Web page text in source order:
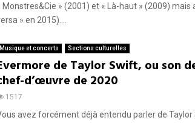
Monstres&Cie » (2001) et « Là-haut » (2009) mais
» en 2015)....
Musique et concerts Sections culturelles
de Taylor Swift, ou son
d’œuvre de 2020
1517
avez forcément déjà entendu parler de Taylor